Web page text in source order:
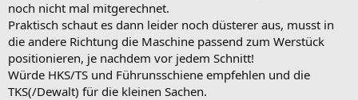
noch nicht mal mitgerechnet.
Praktisch schaut es dann leider noch düsterer aus, musst in
die andere Richtung die Maschine passend zum Werstück
positionieren, je nachdem vor jedem Schnitt!
Würde HKS/TS und Führunsschiene empfehlen und die
TKS(/Dewalt) für die kleinen Sachen.